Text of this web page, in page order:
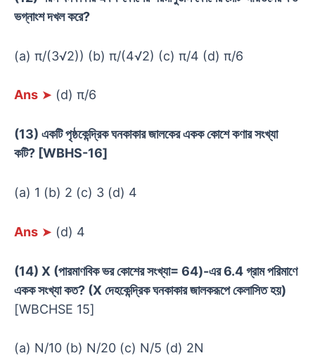
ভগ্নাংশ দখল করে?
(a) π/(3√2)) (b) π/(4√2) (c) π/4 (d) π/6
Ans ➤ (d) π/6
(13) একটি পৃষ্ঠকেন্দ্রিক ঘনকাকার জালকের একক কোশে কণার সংখ্যা
কটি? [WBHS-16]
(a) 1 (b) 2 (c) 3 (d) 4
Ans ➤ (d) 4
(14) X (পারমাণবিক ভর কোশের সংখ্যা= 64)-এর 6.4 গ্রাম পরিমাণে
একক সংখ্যা কত? (X দেহকেন্দ্রিক ঘনকাকার জালকরূপে কেলাসিত হয়)
[WBCHSE 15]
(a) N/10 (b) N/20 (c) N/5 (d) 2N